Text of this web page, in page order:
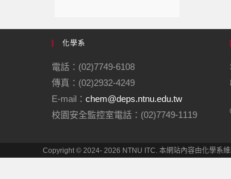
化學系
電話：(02)7749-6108
傳真：(02)2932-4249
E-mail： chem@deps.ntnu.edu.tw
校園安全監控室電話：(02)7749-1119
Copyright © 2024- 2026 NTNU ITC. 本網站內容由化學系維